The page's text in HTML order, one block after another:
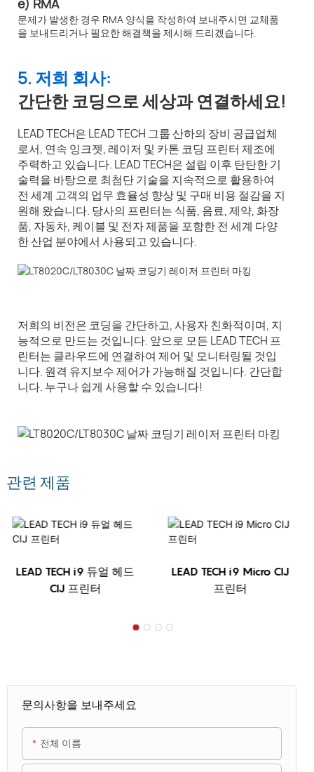
e) RMA
문제가 발생한 경우 RMA 양식을 작성하여 보내주시면 교체품
을 보내드리거나 필요한 해결책을 제시해 드리겠습니다.
5. 저희 회사:
간단한 코딩으로 세상과 연결하세요!
LEAD TECH은 LEAD TECH 그룹 산하의 장비 공급업체
로서, 연속 잉크젯, 레이저 및 카톤 코딩 프린터 제조에
주력하고 있습니다. LEAD TECH은 설립 이후 탄탄한 기
술력을 바탕으로 최첨단 기술을 지속적으로 활용하여
전 세계 고객의 업무 효율성 향상 및 구매 비용 절감을 지
원해 왔습니다. 당사의 프린터는 식품, 음료, 제약, 화장
품, 자동차, 케이블 및 전자 제품을 포함한 전 세계 다양
한 산업 분야에서 사용되고 있습니다.
저희의 비전은 코딩을 간단하고, 사용자 친화적이며, 지
능적으로 만드는 것입니다. 앞으로 모든 LEAD TECH 프
린터는 클라우드에 연결하여 제어 및 모니터링될 것입
니다. 원격 유지보수 제어가 가능해질 것입니다. 간단합
니다. 누구나 쉽게 사용할 수 있습니다!
관련 제품
LEAD TECH i9 듀얼 헤드
CIJ 프린터
LEAD TECH i9 Micro CIJ
프린터
문의사항을 보내주세요
전체 이름